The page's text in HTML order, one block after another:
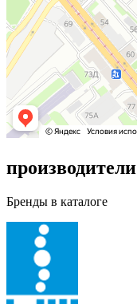
производители
Бренды в каталоге